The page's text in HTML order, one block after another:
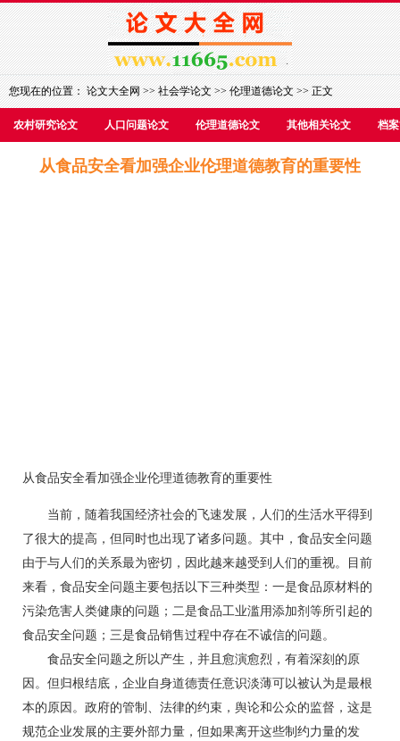
您现在的位置：论文大全网>>社会学论文>>伦理道德论文>> 正文
农村研究论文 人口问题论文 伦理道德论文 其他相关论文 档
从食品安全看加强企业伦理道德教育的重要性
从食品安全看加强企业伦理道德教育的重要性
当前，随着我国经济社会的飞速发展，人们的生活水平得到
了很大的提高，但同时也出现了诸多问题。其中，食品安全问题
由于与人们的关系最为密切，因此越来越受到人们的重视。目前
来看，食品安全问题主要包括以下三种类型：一是食品原材料的
污染危害人类健康的问题；二是食品工业滥用添加剂等所引起的
食品安全问题；三是食品销售过程中存在不诚信的问题。
食品安全问题之所以产生，并且愈演愈烈，有着深刻的原
因。但归根结底，企业自身道德责任意识淡薄可以被认为是最根
本的原因。政府的管制、法律的约束，舆论和公众的监督，这是
规范企业发展的主要外部力量，但如果离开这些制约力量的发